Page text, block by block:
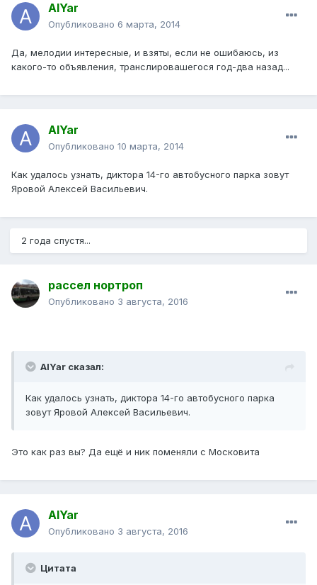
AlYar
Опубликовано 6 марта, 2014
Да, мелодии интересные, и взяты, если не ошибаюсь, из
какого-то объявления, транслировашегося год-два назад...
AlYar
Опубликовано 10 марта, 2014
Как удалось узнать, диктора 14-го автобусного парка зовут
Яровой Алексей Васильевич.
2 года спустя...
рассел нортроп
Опубликовано 3 августа, 2016
AlYar сказал:
Как удалось узнать, диктора 14-го автобусного парка
зовут Яровой Алексей Васильевич.
Это как раз вы? Да ещё и ник поменяли с Московита
AlYar
Опубликовано 3 августа, 2016
Цитата